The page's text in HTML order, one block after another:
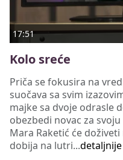
17:51
Kolo sreće
Priča se fokusira na
suočava sa svim
majke sa dvoje odrasle
obezbedi novac za
Mara Raketić će
dobija na lutri...detaljnije